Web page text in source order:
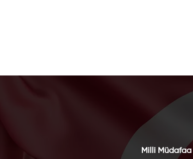
Milli Müdafaa